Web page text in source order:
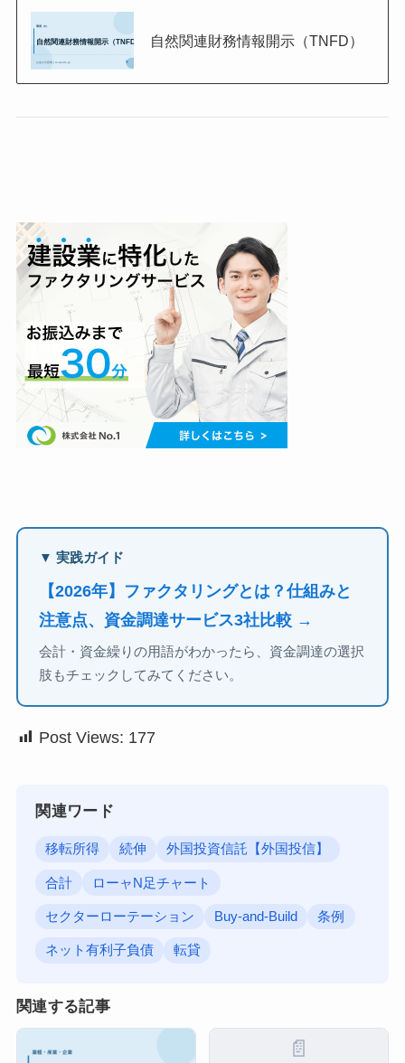
自然関連財務情報開示（TNFD）
▼ 実践ガイド
【2026年】ファクタリングとは？仕組みと
注意点、資金調達サービス3社比較 →
会計・資金繰りの用語がわかったら、資金調達の選択
肢もチェックしてみてください。
Post Views: 177
関連ワード
移転所得 続伸 外国投資信託【外国投信】
合計 ローャN足チャート
セクターローテーション Buy-and-Build 条例
ネット有利子負債 転貸
関連する記事
📄